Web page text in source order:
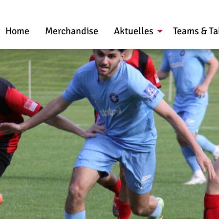
Home Merchandise Aktuelles Teams &